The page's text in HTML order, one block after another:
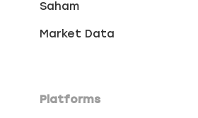
Saham
Market Data
Platforms